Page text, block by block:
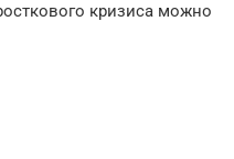
кризиса можно